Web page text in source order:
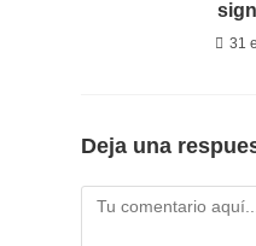
31
Deja una